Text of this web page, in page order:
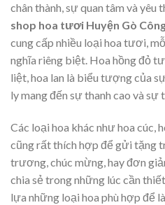
chân thành, sự quan tâm và
shop hoa tươi Huyện Gò
cung cấp nhiều loại hoa tươi,
nghĩa riêng biệt. Hoa hồng đỏ
liệt, hoa lan là biểu tượng của
ly mang đến sự thanh cao và sự
Các loại hoa khác như hoa cúc,
cũng rất thích hợp để gửi tặng
trương, chúc mừng, hay đơn
chia sẻ trong những lúc cần
lựa những loại hoa phù hợp để